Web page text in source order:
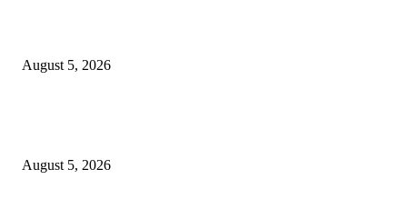
August 5, 2026
August 5, 2026